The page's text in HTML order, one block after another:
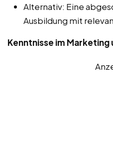
Alternativ: Eine
Ausbildung mit
Kenntnisse im